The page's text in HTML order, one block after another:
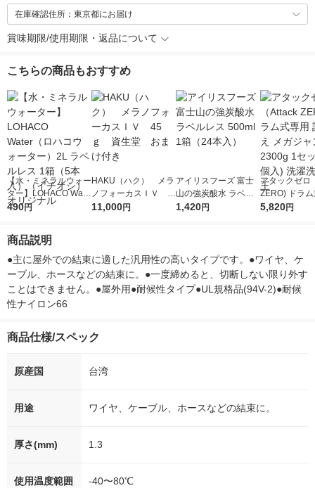
在庫確認住所：東京都にお届け
賞味期限/使用期限・返品について
こちらの商品もおすすめ
【水・ミネラルウォー
ター】LOHACO Wate
r（ロハコウォータ
シ） オリジナル
490円
HAKU（ハク） メラ
ノフォーカスＩＶ 4
5ｇ 資生堂 おまけ
11,000円
アイリスフーズ 富士
山の強炭酸水 ラベル
レス 500ml 1箱（24
1,420円
アタックゼロ
ZERO) ドラ
詰め替え メガ
5,820円
商品説明
●主に屋外での結束に適した汎用性の高いタイプです。●ワイヤ、ケ
ーブル、ホースなどの結束に。●一度締めると、切断しない限り外す
ことはできません。●屋外用●耐候性タイプ●UL規格品(94V-2)●耐候
性ナイロン66
商品仕様/スペック
原産国 台湾
用途 ワイヤ、ケーブル、ホースなどの結束に。
厚さ(mm) 1.3
使用温度範囲 -40〜80℃